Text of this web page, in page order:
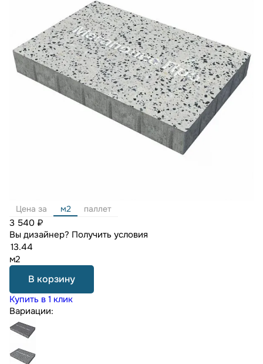
Цена за м2 паллет
3 540 ₽
Вы дизайнер? Получить условия
м2
В корзину
Купить в 1 клик
Вариации: